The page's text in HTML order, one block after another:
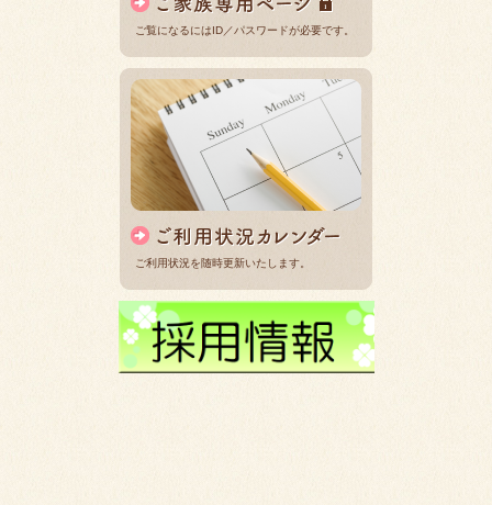
ご覧になるにはID／パスワードが必要です。
ご利用状況を随時更新いたします。